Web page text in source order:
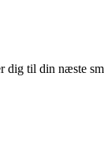
til din næste